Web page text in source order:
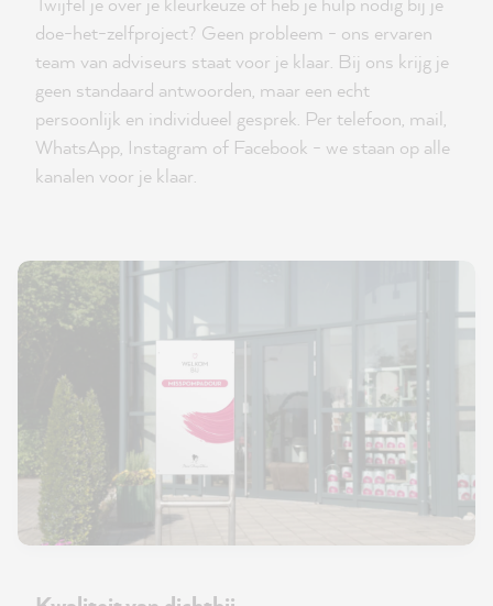
doe-het-zelfproject? Geen probleem - ons ervaren
team van adviseurs staat voor je klaar. Bij ons krijg je
geen standaard antwoorden, maar een echt
persoonlijk en individueel gesprek. Per telefoon, mail,
WhatsApp, Instagram of Facebook - we staan op alle
kanalen voor je klaar.